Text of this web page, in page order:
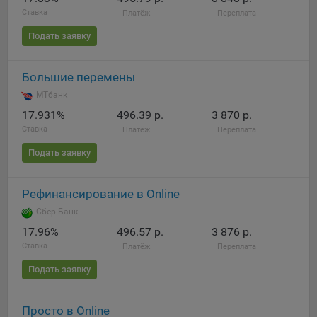
Ставка Платёж Переплата
Подать заявку
Большие перемены
МТбанк
17.931%
Ставка
496.39 р.
Платёж
3 870 р.
Переплата
Подать заявку
Рефинансирование в Online
Сбер Банк
17.96%
Ставка
496.57 р.
Платёж
3 876 р.
Переплата
Подать заявку
Просто в Online